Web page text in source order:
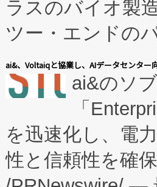
ラスのバイオ製
ツー・エンドの
表しました。 同
manufacturing™
たNeXは、バイ
従来のフェッド
に、患者やサプ
ai&、Voltaiqと協業し、AIデータセンター
ai&のソ
「
を迅速化し、電
性と信頼性を確